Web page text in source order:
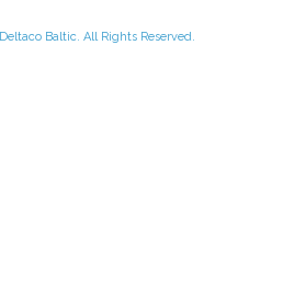
Baltic. All Rights Reserved.